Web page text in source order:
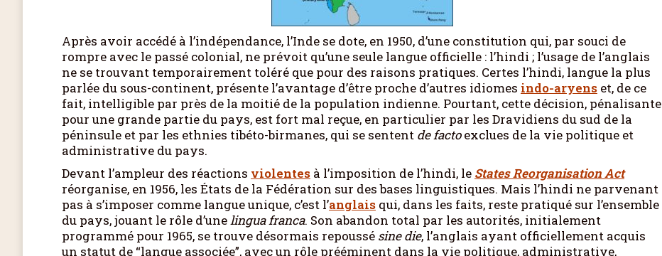
Après avoir accédé à l’indépendance, l’Inde se dote, en 1950, d’une constitution qui, par souci de
rompre avec le passé colonial, ne prévoit qu’une seule langue officielle : l’hindi ; l’usage de l’anglais
ne se trouvant temporairement toléré que pour des raisons pratiques. Certes l’hindi, langue la plus
parlée du sous-continent, présente l’avantage d’être proche d’autres idiomes indo-aryens et, de ce
fait, intelligible par près de la moitié de la population indienne. Pourtant, cette décision, pénalisante
pour une grande partie du pays, est fort mal reçue, en particulier par les Dravidiens du sud de la
péninsule et par les ethnies tibéto-birmanes, qui se sentent de factoexclues de la vie politique et
administrative du pays.
Devant l’ampleur des réactions violentes à l’imposition de l’hindi, le States Reorganisation Act
réorganise, en 1956, les États de la Fédération sur des bases linguistiques. Mais l’hindi ne parvenant
pas à s’imposer comme langue unique, c’est l’anglais qui, dans les faits, reste pratiqué sur l’ensemble
du pays, jouant le rôle d’unelingua franca. Son abandon total par les autorités, initialement
programmé pour 1965, se trouve désormais repoussé sine die, l’anglais ayant officiellement acquis
un statut de “langue associée”, avec un rôle prééminent dans la vie politique, administrative,